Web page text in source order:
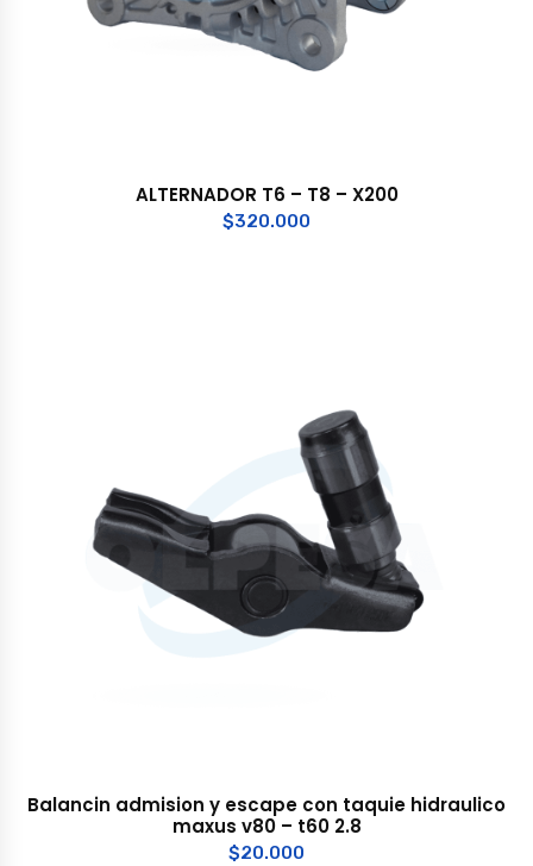
ALTERNADOR T6 – T8 – X200
$320.000
Balancin admision y escape con taquie hidraulico
maxus v80 – t60 2.8
$20.000